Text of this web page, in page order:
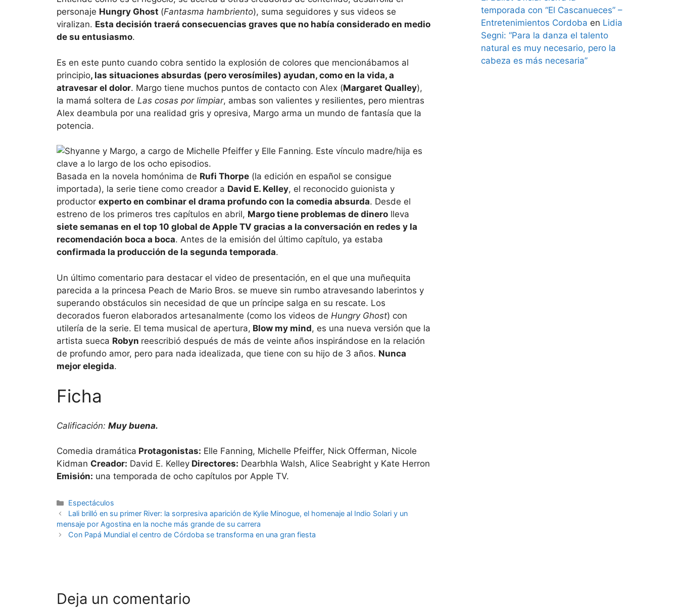
personaje Hungry Ghost (Fantasma hambriento), suma seguidores y sus videos se
viralizan. Esta decisión traerá consecuencias graves que no había considerado en medio
de su entusiasmo.
Es en este punto cuando cobra sentido la explosión de colores que mencionábamos al
principio, las situaciones absurdas (pero verosímiles) ayudan, como en la vida, a
atravesar el dolor. Margo tiene muchos puntos de contacto con Alex (Margaret Qualley),
la mamá soltera de Las cosas por limpiar, ambas son valientes y resilientes, pero mientras
Alex deambula por una realidad gris y opresiva, Margo arma un mundo de fantasía que la
potencia.
Basada en la novela homónima de Rufi Thorpe (la edición en español se consigue
importada), la serie tiene como creador a David E. Kelley, el reconocido guionista y
productor experto en combinar el drama profundo con la comedia absurda. Desde el
estreno de los primeros tres capítulos en abril, Margo tiene problemas de dinero lleva
siete semanas en el top 10 global de Apple TV gracias a la conversación en redes y la
recomendación boca a boca. Antes de la emisión del último capítulo, ya estaba
confirmada la producción de la segunda temporada.
Un último comentario para destacar el video de presentación, en el que una muñequita
parecida a la princesa Peach de Mario Bros. se mueve sin rumbo atravesando laberintos y
superando obstáculos sin necesidad de que un príncipe salga en su rescate. Los
decorados fueron elaborados artesanalmente (como los videos de Hungry Ghost) con
utilería de la serie. El tema musical de apertura, Blow my mind, es una nueva versión que la
artista sueca Robyn reescribió después de más de veinte años inspirándose en la relación
de profundo amor, pero para nada idealizada, que tiene con su hijo de 3 años. Nunca
mejor elegida.
Ficha
Calificación: Muy buena.
Comedia dramática Protagonistas: Elle Fanning, Michelle Pfeiffer, Nick Offerman, Nicole
Kidman Creador: David E. Kelley Directores: Dearbhla Walsh, Alice Seabright y Kate Herron
Emisión: una temporada de ocho capítulos por Apple TV.
Espectáculos
Lali brilló en su primer River: la sorpresiva aparición de Kylie Minogue, el homenaje al Indio Solari y un
mensaje por Agostina en la noche más grande de su carrera
Con Papá Mundial el centro de Córdoba se transforma en una gran fiesta
Deja un comentario
temporada con “El Cascanueces” –
Entretenimientos Cordoba en Lidia
Segni: “Para la danza el talento
natural es muy necesario, pero la
cabeza es más necesaria”